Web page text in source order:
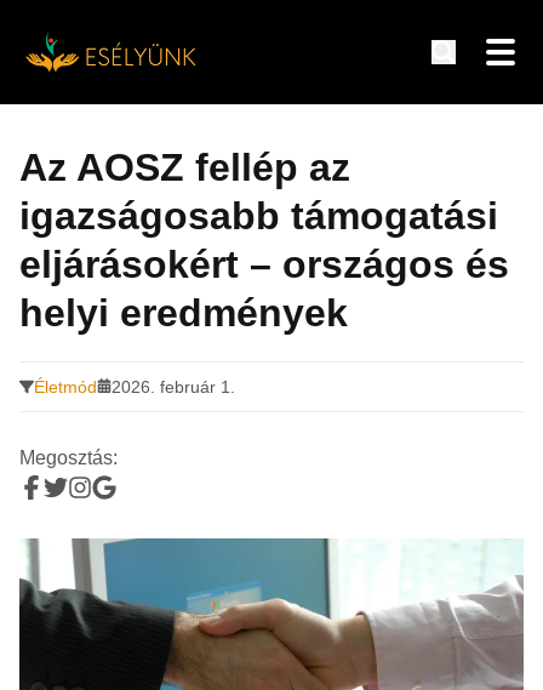
tartalomra
Az AOSZ fellép az
igazságosabb támogatási
eljárásokért – országos és
helyi eredmények
Életmód 2026. február 1.
Megosztás: